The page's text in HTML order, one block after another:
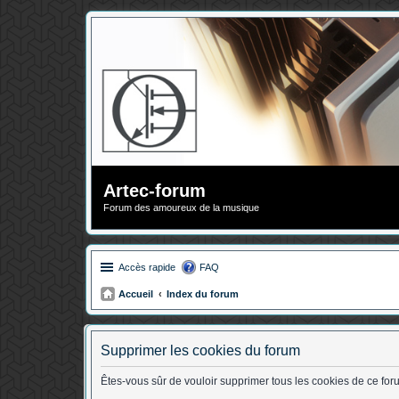
Artec-forum
Forum des amoureux de la musique
Accès rapide FAQ
Accueil Index du forum
Supprimer les cookies du forum
Êtes-vous sûr de vouloir supprimer tous les cookies de ce